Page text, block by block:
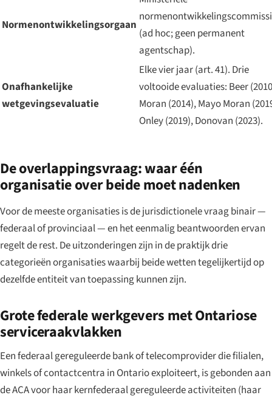
Normenontwikkelingsorgaan
(ad hoc; geen permanent
agentschap).
Onafhankelijke
wetgevingsevaluatie
Elke vier jaar (art. 41). Drie
voltooide evaluaties: Beer
Moran (2014), Mayo Moran
Onley (2019), Donovan (2023).
De overlappingsvraag: waar één
organisatie over beide moet nadenken
Voor de meeste organisaties is de jurisdictionele vraag binair —
federaal of provinciaal — en het eenmalig beantwoorden ervan
regelt de rest. De uitzonderingen zijn in de praktijk drie
categorieën organisaties waarbij beide wetten tegelijkertijd op
dezelfde entiteit van toepassing kunnen zijn.
Grote federale werkgevers met Ontariose
serviceraakvlakken
Een federaal gereguleerde bank of telecomprovider die filialen,
winkels of contactcentra in Ontario exploiteert, is gebonden aan
de ACA voor haar kernfederaal gereguleerde activiteiten (haar